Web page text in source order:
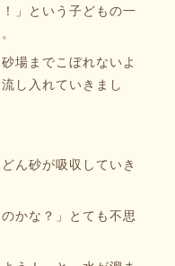
」という子どもの一
場までこぼれないよ
し入れていきまし
ん砂が吸収していき
かな？」とても不思